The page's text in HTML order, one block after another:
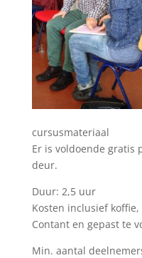
cursusmateriaal
Er is voldoende gratis
deur.
Duur: 2,5 uur
Kosten inclusief
Contant en gepast te
Min. aantal